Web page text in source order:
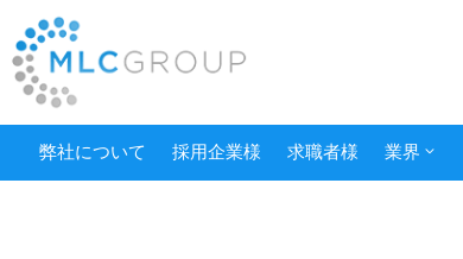
弊社について 採用企業様 求職者様 業界